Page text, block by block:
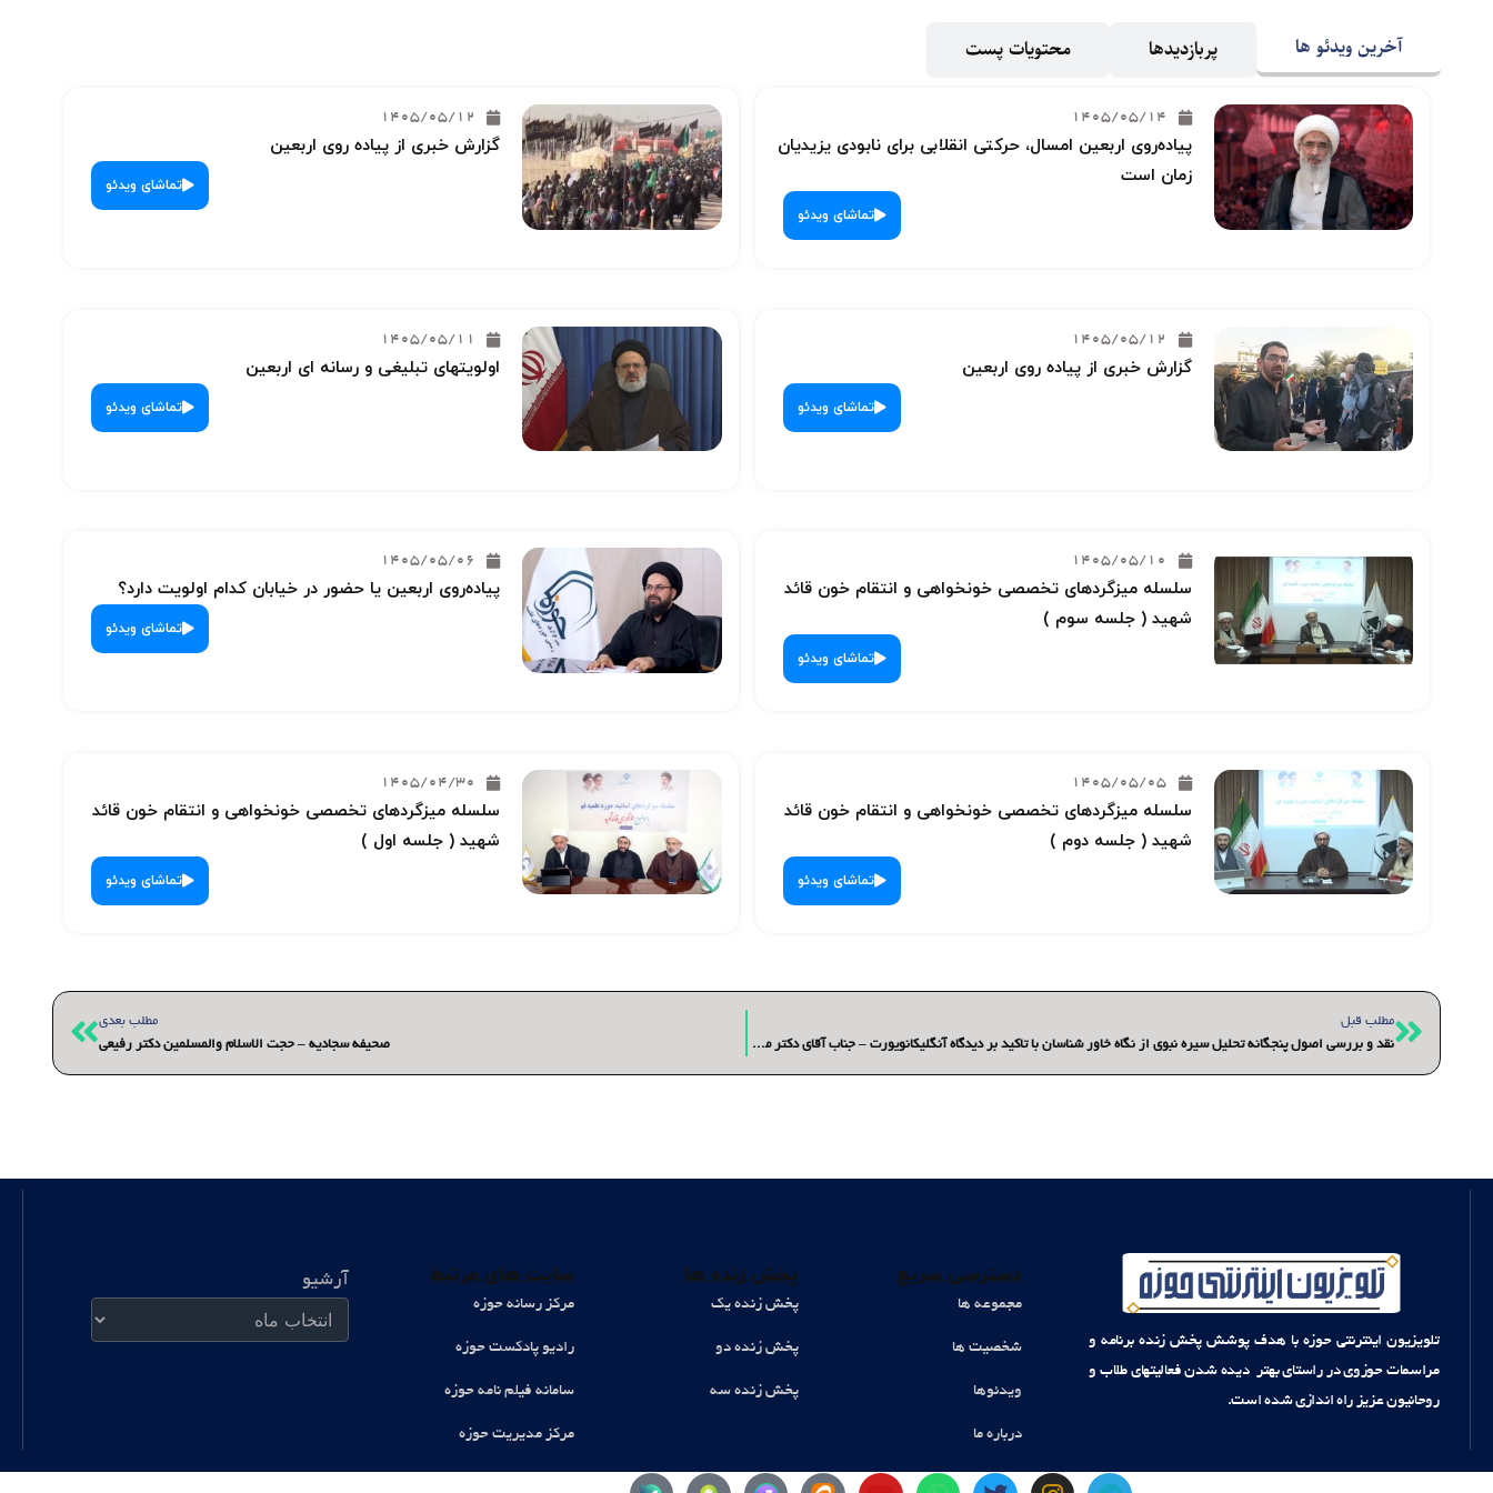
آخرین ویدئو ها پربازدیدها محتویات پست
1405/05/14
پیاده‌روی اربعین امسال، حرکتی انقلابی برای نابودی یزیدیان
زمان است
تماشای ویدئو
1405/05/12
گزارش خبری از پیاده روی اربعین
تماشای ویدئو
1405/05/12
گزارش خبری از پیاده روی اربعین
تماشای ویدئو
1405/05/11
اولویتهای تبلیغی و رسانه ای اربعین
تماشای ویدئو
1405/05/10
سلسله میزگردهای تخصصی خونخواهی و انتقام خون قائد
شهید ( جلسه سوم )
تماشای ویدئو
1405/05/06
پیاده‌روی اربعین یا حضور در خیابان کدام اولویت دارد؟
تماشای ویدئو
1405/05/05
سلسله میزگردهای تخصصی خونخواهی و انتقام خون قائد
شهید ( جلسه دوم )
تماشای ویدئو
1405/04/30
سلسله میزگردهای تخصصی خونخواهی و انتقام خون قائد
شهید ( جلسه اول )
تماشای ویدئو
قبلیمطلب قبل
نقد و بررسی اصول پنجگانه تحلیل سیره نبوی از نگاه خاور شناسان با تاکید بر دیدگاه آنگلیکانویورت – جناب آقای دکتر محمد حسن احمدی
مطلب بعدی
صحیفه سجادیه – حجت الاسلام والمسلمین دکتر رفیعی
بعدی
تلویزیون اینترنتی حوزه با هدف پوشش پخش زنده برنامه و
مراسمات حوزوی در راستای بهتر دیده شدن فعالیتهای طلاب و
روحانیون عزیز راه اندازی شده است.
دسترسی سریع
مجموعه ها
شخصیت ها
ویدئوها
درباره ما
پخش زنده ها
پخش زنده یک
پخش زنده دو
پخش زنده سه
سایت های مرتبط
مرکز رسانه حوزه
رادیو پادکست حوزه
سامانه فیلم نامه حوزه
مرکز مدیریت حوزه
آرشیو
آرشیو
T
I
T
W
Y